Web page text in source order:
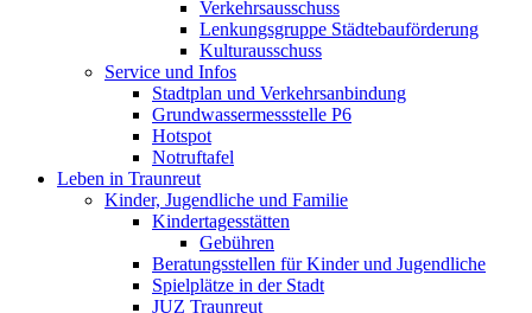
Verkehrsausschuss
Lenkungsgruppe Städtebauförderung
Kulturausschuss
Service und Infos
Stadtplan und Verkehrsanbindung
Grundwassermessstelle P6
Hotspot
Notruftafel
Leben in Traunreut
Kinder, Jugendliche und Familie
Kindertagesstätten
Gebühren
Beratungsstellen für Kinder und Jugendliche
Spielplätze in der Stadt
JUZ Traunreut